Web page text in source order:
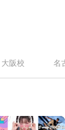
大阪校 名